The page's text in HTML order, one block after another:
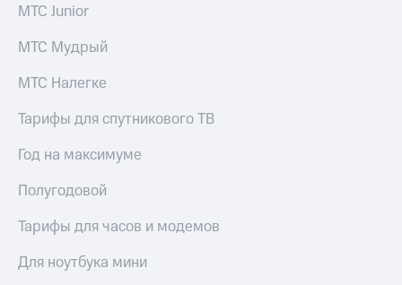
МТС Junior
МТС Мудрый
МТС Налегке
Тарифы для спутникового ТВ
Год на максимуме
Полугодовой
Тарифы для часов и модемов
Для ноутбука мини